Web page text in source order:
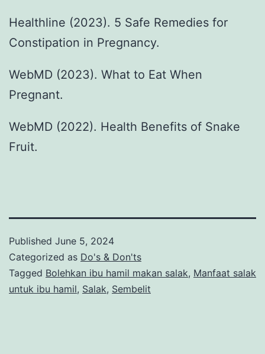
Healthline (2023). 5 Safe Remedies for
Constipation in Pregnancy.
WebMD (2023). What to Eat When
Pregnant.
WebMD (2022). Health Benefits of Snake
Fruit.
Published June 5, 2024
Categorized as Do's & Don'ts
Tagged Bolehkan ibu hamil makan salak, Manfaat salak
untuk ibu hamil, Salak, Sembelit